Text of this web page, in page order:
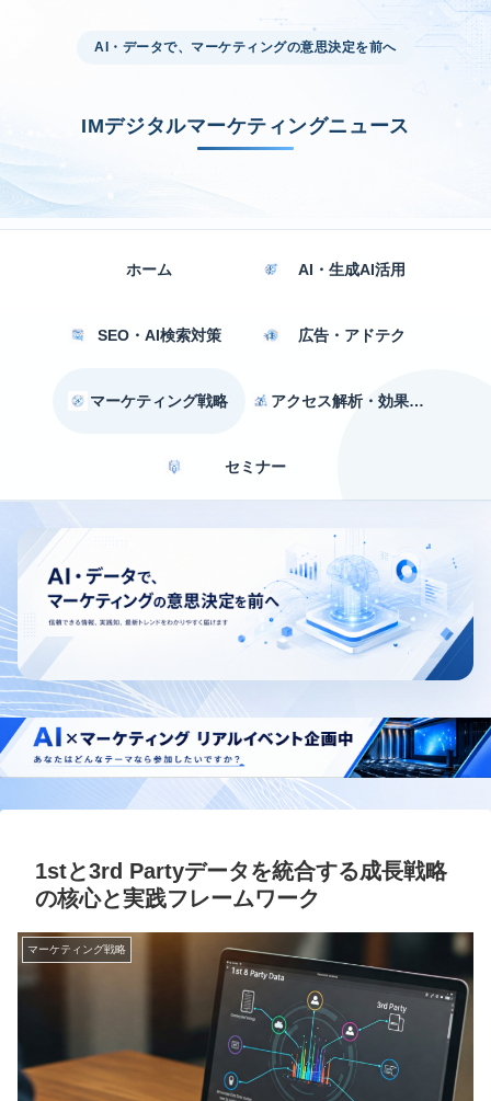
AI・データで、マーケティングの意思決定を前へ
IMデジタルマーケティングニュース
ホーム AI・生成AI活用
SEO・AI検索対策 広告・アドテク
マーケティング戦略 アクセス解析・効果測定
セミナー
1stと3rd Partyデータを統合する成長戦略
の核心と実践フレームワーク
マーケティング戦略